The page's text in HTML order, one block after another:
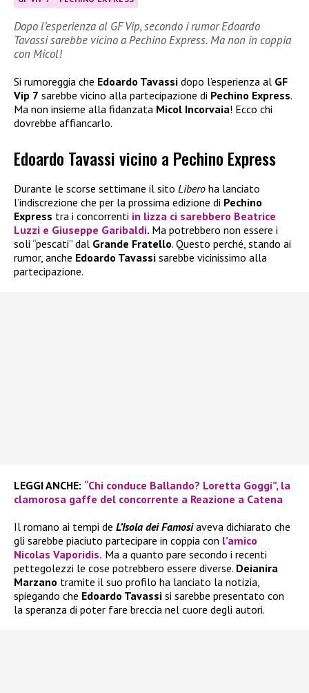
Dopo l’esperienza al GF Vip, secondo i rumor Edoardo
Tavassi sarebbe vicino a Pechino Express. Ma non in coppia
con Micol!
Si rumoreggia che Edoardo Tavassi dopo l’esperienza al GF
Vip 7 sarebbe vicino alla partecipazione di Pechino Express.
Ma non insieme alla fidanzata Micol Incorvaia! Ecco chi
dovrebbe affiancarlo.
Edoardo Tavassi vicino a Pechino Express
Durante le scorse settimane il sito Libero ha lanciato
l’indiscrezione che per la prossima edizione di Pechino
Express tra i concorrenti in lizza ci sarebbero Beatrice
Luzzi e Giuseppe Garibaldi. Ma potrebbero non essere i
soli “pescati” dal Grande Fratello. Questo perché, stando ai
rumor, anche Edoardo Tavassi sarebbe vicinissimo alla
partecipazione.
LEGGI ANCHE: “Chi conduce Ballando? Loretta Goggi”, la
clamorosa gaffe del concorrente a Reazione a Catena
Il romano ai tempi de L’Isola dei Famosiaveva dichiarato che
gli sarebbe piaciuto partecipare in coppia con l’amico
Nicolas Vaporidis. Ma a quanto pare secondo i recenti
pettegolezzi le cose potrebbero essere diverse. Deianira
Marzano tramite il suo profilo ha lanciato la notizia,
spiegando che Edoardo Tavassi si sarebbe presentato con
la speranza di poter fare breccia nel cuore degli autori.